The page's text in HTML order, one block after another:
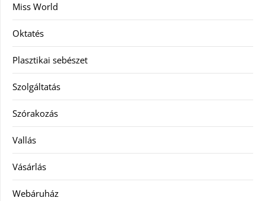
Miss World
Oktatés
Plasztikai sebészet
Szolgáltatás
Szórakozás
Vallás
Vásárlás
Webáruház